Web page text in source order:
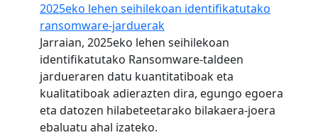
2025eko lehen seihilekoan identifikatutako
ransomware-jarduerak
Jarraian, 2025eko lehen seihilekoan
identifikatutako Ransomware-taldeen
jardueraren datu kuantitatiboak eta
kualitatiboak adierazten dira, egungo egoera
eta datozen hilabeteetarako bilakaera-joera
ebaluatu ahal izateko.